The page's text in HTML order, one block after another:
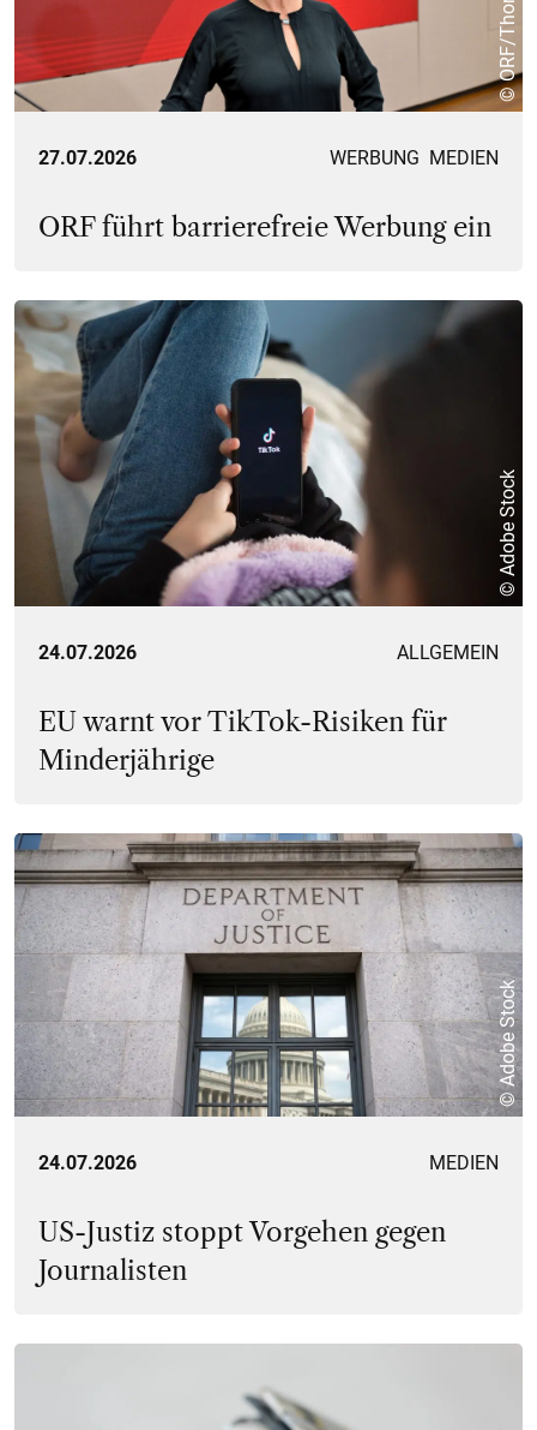
27.07.2026 WERBUNG MEDIEN
ORF führt barrierefreie Werbung ein
© Adobe Stock
24.07.2026 ALLGEMEIN
EU warnt vor TikTok-Risiken für
Minderjährige
© Adobe Stock
24.07.2026 MEDIEN
US-Justiz stoppt Vorgehen gegen
Journalisten